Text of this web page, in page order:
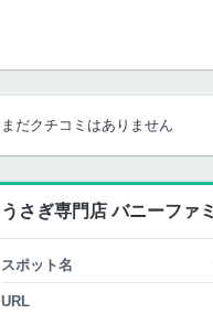
まだクチコミはありません
うさぎ専門店 バニーファ
スポット名
URL